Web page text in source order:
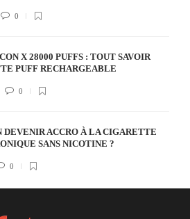
0
X 28000 PUFFS : TOUT SAVOIR
PUFF RECHARGEABLE
0
DEVENIR ACCRO À LA CIGARETTE
SANS NICOTINE ?
0